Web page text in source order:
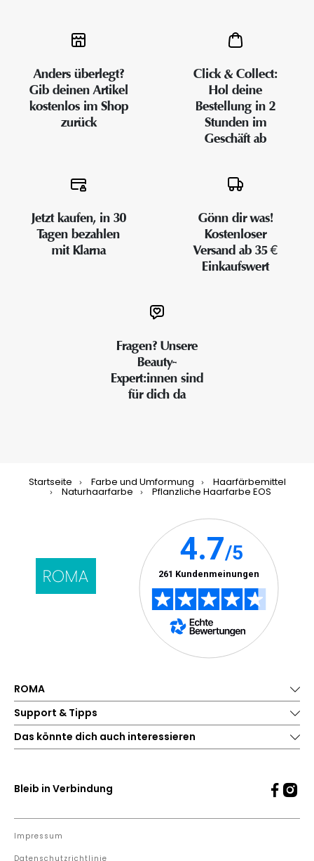
Anders überlegt?
Gib deinen Artikel
kostenlos im Shop
zurück
Click & Collect:
Hol deine
Bestellung in 2
Stunden im
Geschäft ab
Jetzt kaufen, in 30
Tagen bezahlen
mit Klarna
Gönn dir was!
Kostenloser
Versand ab 35 €
Einkaufswert
Fragen? Unsere
Beauty-
Expert:innen sind
für dich da
Startseite Farbe und Umformung Haarfärbemittel
Naturhaarfarbe Pflanzliche Haarfarbe EOS
ROMA
Support & Tipps
Das könnte dich auch interessieren
Bleib in Verbindung
Impressum
Datenschutzrichtlinie